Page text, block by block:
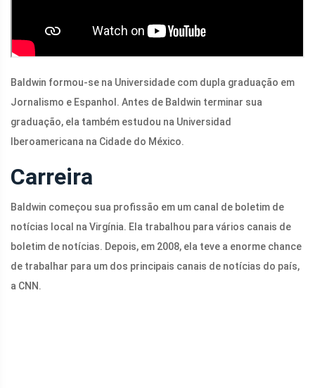
Baldwin formou-se na Universidade com dupla graduação em
Jornalismo e Espanhol. Antes de Baldwin terminar sua
graduação, ela também estudou na Universidad
Iberoamericana na Cidade do México.
Carreira
Baldwin começou sua profissão em um canal de boletim de
notícias local na Virgínia. Ela trabalhou para vários canais de
boletim de notícias. Depois, em 2008, ela teve a enorme chance
de trabalhar para um dos principais canais de notícias do país,
a CNN.